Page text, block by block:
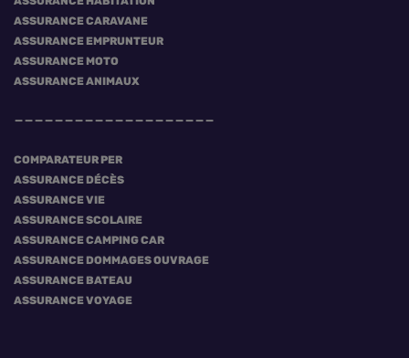
ASSURANCE CARAVANE
ASSURANCE EMPRUNTEUR
ASSURANCE MOTO
ASSURANCE ANIMAUX
COMPARATEUR PER
ASSURANCE DÉCÈS
ASSURANCE VIE
ASSURANCE SCOLAIRE
ASSURANCE CAMPING CAR
ASSURANCE DOMMAGES OUVRAGE
ASSURANCE BATEAU
ASSURANCE VOYAGE